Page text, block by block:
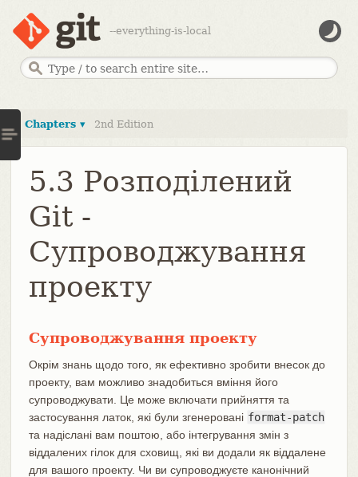
--everything-is-local
Chapters ▾ 2nd Edition
5.3 Розподілений
Git -
Супроводжування
проекту
Супроводжування проекту
Окрім знань щодо того, як ефективно зробити внесок до
проекту, вам можливо знадобиться вміння його
супроводжувати. Це може включати прийняття та
застосування латок, які були згенеровані format-patch
та надіслані вам поштою, або інтегрування змін з
віддалених гілок для сховищ, які ви додали як віддалене
для вашого проекту. Чи ви супроводжуєте канонічний